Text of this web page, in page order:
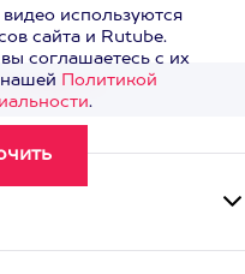
видео>
используются
сайта и Rutube.
соглашаетесь с их
Политикой
.